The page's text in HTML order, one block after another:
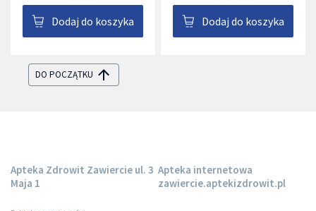
Dodaj do koszyka Dodaj do koszyka
DO POCZĄTKU
Apteka Zdrowit Zawiercie ul. 3
Maja 1
Apteka internetowa
zawiercie.aptekizdrowit.pl